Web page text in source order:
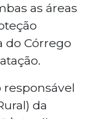
as áreas
do Córrego
responsável
da